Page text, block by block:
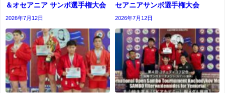
＆オセアニア サンボ選手権大会
2026年7月12日
セアニアサンボ選手権大会
2026年7月12日